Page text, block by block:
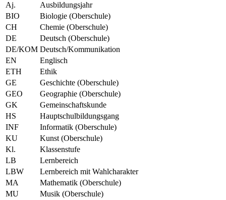
Aj.
Ausbildungsjahr
BIO
Biologie (Oberschule)
CH
Chemie (Oberschule)
DE
Deutsch (Oberschule)
DE/KOM Deutsch/Kommunikation
EN
Englisch
ETH
Ethik
GE
Geschichte (Oberschule)
GEO
Geographie (Oberschule)
GK
Gemeinschaftskunde
HS
Hauptschulbildungsgang
INF
Informatik (Oberschule)
KU
Kunst (Oberschule)
Kl.
Klassenstufe
LB
Lernbereich
LBW
Lernbereich mit Wahlcharakter
MA
Mathematik (Oberschule)
MU
Musik (Oberschule)